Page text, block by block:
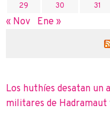
29
30 31
« Nov Ene »
Los huthíes desatan un
militares de Hadramaut